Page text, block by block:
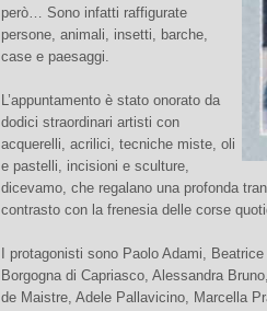
però… Sono infatti raffigurate
persone, animali, insetti, barche,
case e paesaggi.
L’appuntamento è stato onorato da
dodici straordinari artisti con
acquerelli, acrilici, tecniche miste, oli
e pastelli, incisioni e sculture,
dicevamo, che regalano una profonda
contrasto con la frenesia delle corse
I protagonisti sono Paolo Adami,
Borgogna di Capriasco, Alessandra
de Maistre, Adele Pallavicino, Marcella